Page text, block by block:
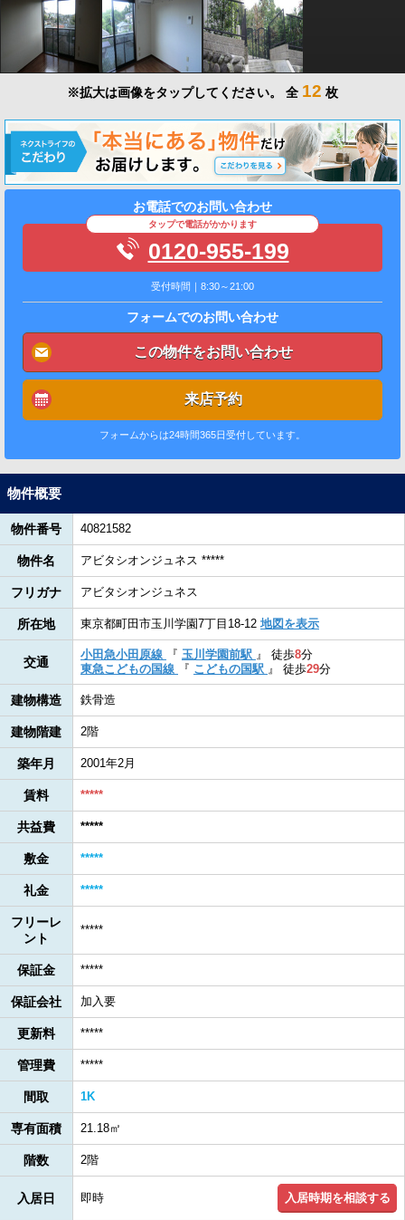
※拡大は画像をタップしてください。 全 12 枚
お電話でのお問い合わせ
タップで電話がかかります
0120-955-199
受付時間｜8:30～21:00
フォームでのお問い合わせ
この物件をお問い合わせ
来店予約
フォームからは24時間365日受付しています。
物件概要
物件番号 40821582
物件名 アビタシオンジュネス *****
フリガナ アビタシオンジュネス
所在地 東京都町田市玉川学園7丁目18-12 地図を表示
交通
小田急小田原線 『 玉川学園前駅 』 徒歩8分
東急こどもの国線
『 こどもの国駅 』 徒歩29分
建物構造 鉄骨造
建物階建 2階
築年月 2001年2月
賃料 *****
共益費 *****
敷金 *****
礼金 *****
フリーレ
ント
*****
保証金 *****
保証会社 加入要
更新料 *****
管理費 *****
間取 1K
専有面積 21.18㎡
階数 2階
入居日 即時 入居時期を相談する